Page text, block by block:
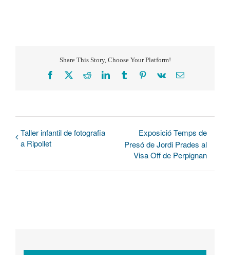
Share This Story, Choose Your Platform!
Facebook
X RedditLinkedInTumblrPinterest
Vk
Correo
Taller infantil de fotografia
a Ripollet
Exposició Temps de
Presó de Jordi Prades al
Visa Off de Perpignan